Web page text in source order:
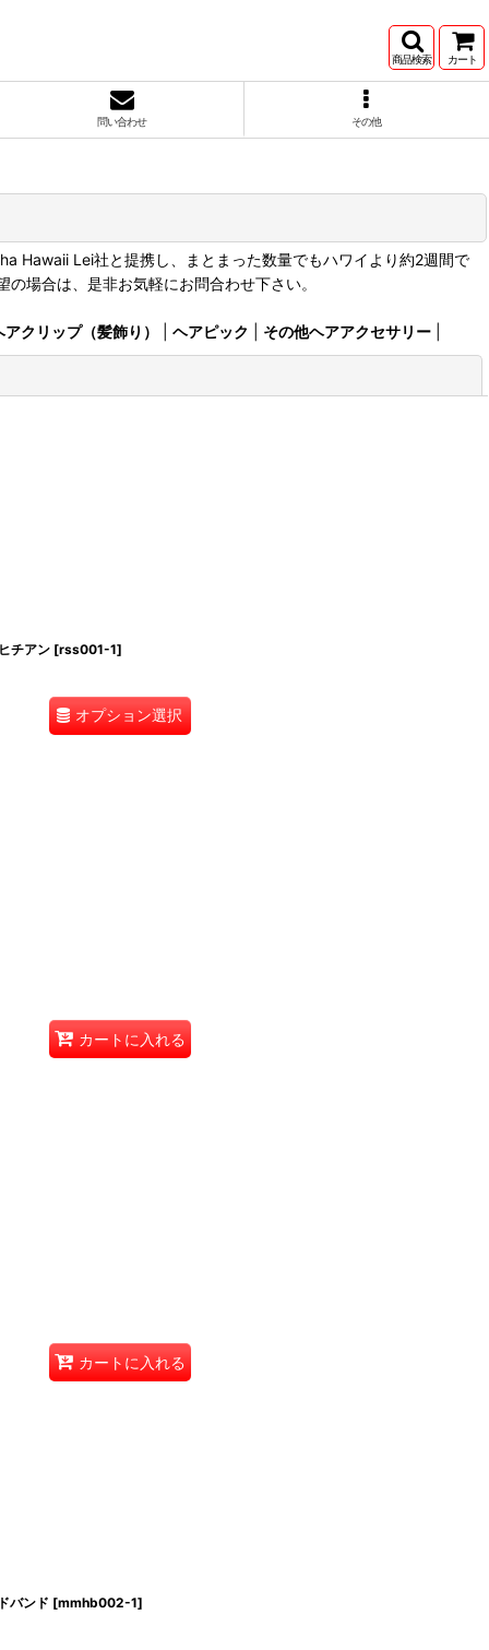
商品検索 カート
問い合わせ その他
Hawaii Lei社と提携し、まとまった数量でもハワイより約2週間で
場合は、是非お気軽にお問合わせ下さい。
アクリップ（髪飾り） ヘアピック その他ヘアアクセサリー
チアン [rss001-1]
オプション選択
カートに入れる
カートに入れる
バンド [mmhb002-1]